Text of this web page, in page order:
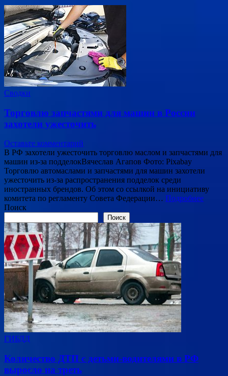
Сводки
Торговлю запчастями для машин в России
захотели ужесточить
Оставьте комментарий
В РФ захотели ужесточить торговлю маслом и запчастями для
машин из-за подделокВячеслав Агапов Фото: Pixabay
Торговлю автомаслами и запчастями для машин захотели
ужесточить из-за распространения подделок среди
иностранных брендов. Об этом со ссылкой на инициативу
комитета по регламенту Совета Федерации… Подробнее
Поиск
Поиск
ГИБДД
Количество ДТП с детьми-водителями в РФ
выросло на треть